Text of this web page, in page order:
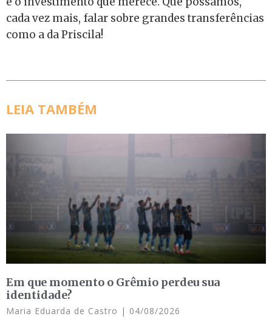
cada vez mais, falar sobre grandes transferências
como a da Priscila!
LEIA TAMBÉM
Em que momento o Grêmio perdeu sua
identidade?
Maria Eduarda de Castro 04/08/2026